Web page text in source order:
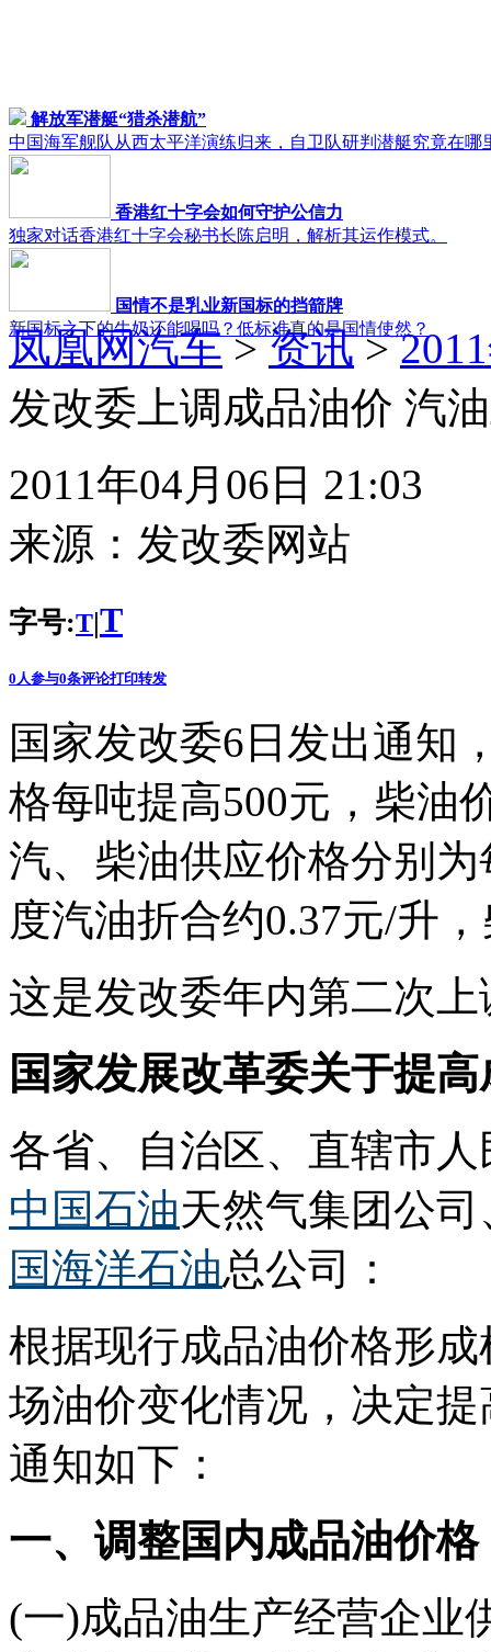
解放军潜艇“猎杀潜航”
中国海军舰队从西太平洋演练归来，自卫队研判潜艇究竟在哪
香港红十字会如何守护公信力
独家对话香港红十字会秘书长陈启明，解析其运作模式。
国情不是乳业新国标的挡箭牌
新国标之下的牛奶还能喝吗？低标准真的是国情使然？
凤凰网汽车>资讯>
发改委上调成品油价 汽
2011年04月06日 21:03
来源： 发改委网站
字号:T|T
0 人参与0条评论打印转发
国家发改委6日发出通知
格每吨提高500元，柴油
汽、柴油供应价格分别
度汽油折合约0.37元/升
这是发改委年内第二次
国家发展改革委关于提
各省、自治区、直辖市
中国石油天然气集团公
国海洋石油总公司：
根据现行成品油价格形
场油价变化情况，决定
通知如下：
一、调整国内成品油价格
(一)成品油生产经营企业